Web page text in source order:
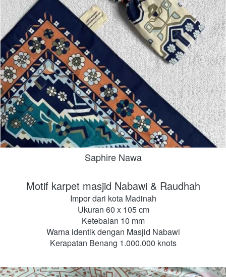
Saphire Nawa
Motif karpet masjid Nabawi & Raudhah
Impor dari kota Madinah
Ukuran 60 x 105 cm
Ketebalan 10 mm
Warna identik dengan Masjid Nabawi
Kerapatan Benang 1.000.000 knots